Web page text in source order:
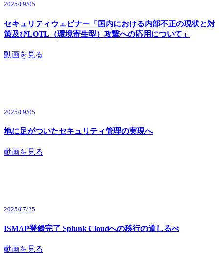
2025/09/05
セキュリティウェビナー「国内における内部不正の現状と対
策及びLOTL（環境寄生型）攻撃への応用について」
動画を見る
2025/09/05
地に足がついたセキュリティ管理の実現へ
動画を見る
2025/07/25
ISMAP登録完了 Splunk Cloudへの移行の道しるべ
動画を見る